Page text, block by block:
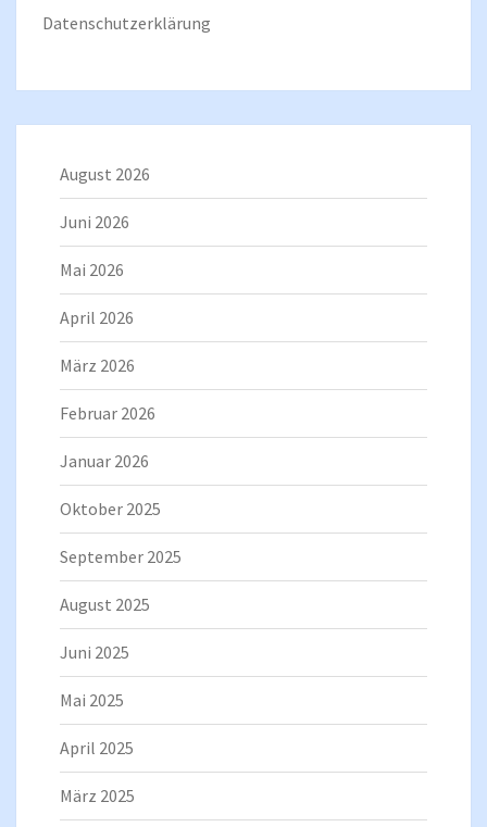
Datenschutzerklärung
August 2026
Juni 2026
Mai 2026
April 2026
März 2026
Februar 2026
Januar 2026
Oktober 2025
September 2025
August 2025
Juni 2025
Mai 2025
April 2025
März 2025